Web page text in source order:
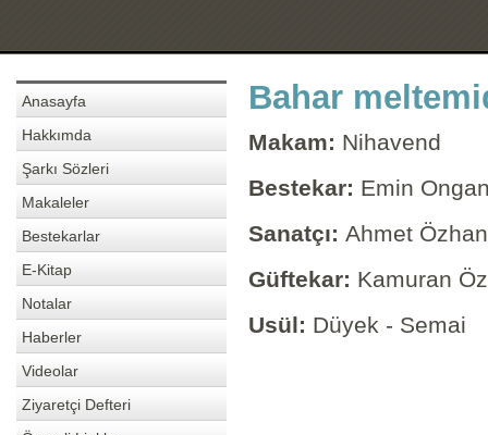
Anasayfa
Hakkımda
Şarkı Sözleri
Makaleler
Bestekarlar
E-Kitap
Notalar
Haberler
Videolar
Ziyaretçi Defteri
Bahar
Makam: Nihavend
Bestekar: Emin
Sanatçı: Ahmet Özhan
Güftekar: Kamuran
Usül: Düyek - Semai